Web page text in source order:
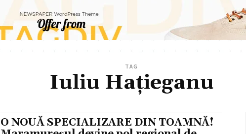
TAG
Iuliu Hațieganu
O NOUĂ SPECIALIZARE DIN TOAMNĂ!